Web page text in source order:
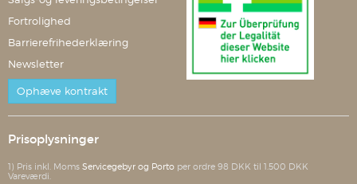
Fortrolighed
Barrierefrihederklæring
Newsletter
Ophæve kontrakt
Prisoplysninger
1) Pris inkl. Moms Servicegebyr og Porto per ordre 98 DKK til 1.500 DKK
Vareværdi.